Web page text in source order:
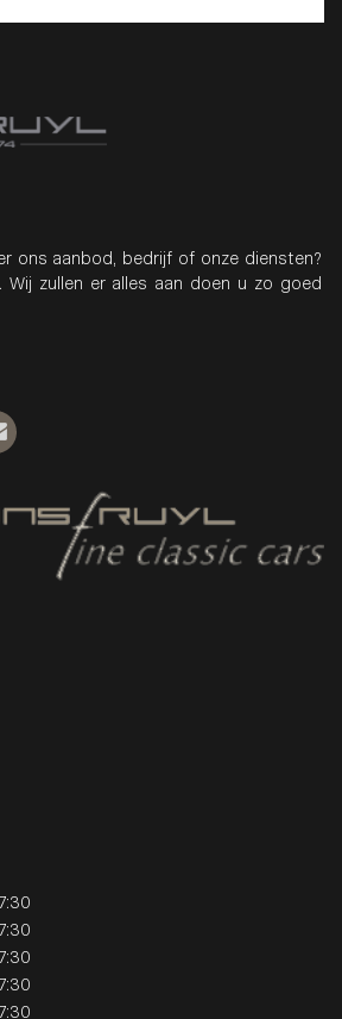
ons aanbod, bedrijf of onze diensten?
Wij zullen er alles aan doen u zo goed